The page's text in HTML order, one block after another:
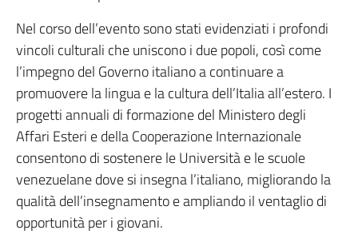
Nel corso dell’evento sono stati evidenziati i profondi
vincoli culturali che uniscono i due popoli, così come
l’impegno del Governo italiano a continuare a
promuovere la lingua e la cultura dell’Italia all’estero. I
progetti annuali di formazione del Ministero degli
Affari Esteri e della Cooperazione Internazionale
consentono di sostenere le Università e le scuole
venezuelane dove si insegna l’italiano, migliorando la
qualità dell’insegnamento e ampliando il ventaglio di
opportunità per i giovani.